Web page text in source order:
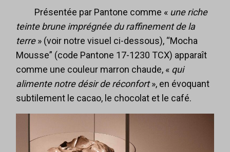
Présentée par Pantone comme « une riche
teinte brune imprégnée du raffinement de la
terre» (voir notre visuel ci-dessous), “Mocha
Mousse” (code Pantone 17-1230 TCX) apparaît
comme une couleur marron chaude, « qui
alimente notre désir de réconfort», en évoquant
subtilement le cacao, le chocolat et le café.